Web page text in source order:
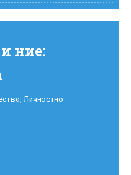
ние:
,Личностно